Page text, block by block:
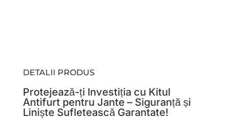
DETALII PRODUS
Protejează-ți Investiția cu Kitul
Antifurt pentru Jante – Siguranță și
Liniște Sufletească Garantate!